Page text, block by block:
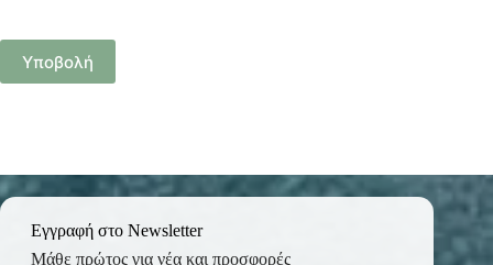
Υποβολή
Εγγραφή στο Newsletter
Μάθε πρώτος για νέα και προσφορές